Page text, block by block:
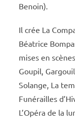
Benoin).
Il crée La
Béatrice
mises en
Goupil,
Solange, La
Funérailles
L’Opéra de la